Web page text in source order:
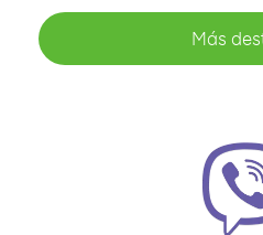
Más